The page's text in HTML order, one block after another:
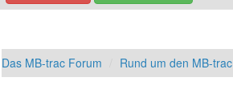
Das MB-trac Forum Rund um den MB-trac